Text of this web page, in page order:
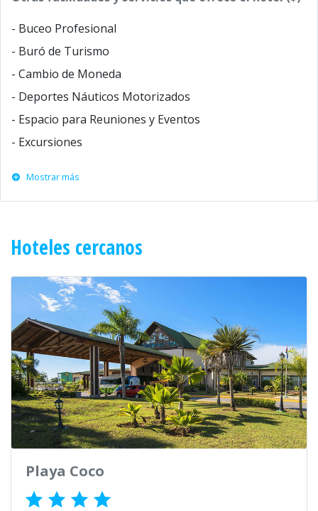
- Buceo Profesional
- Buró de Turismo
- Cambio de Moneda
- Deportes Náuticos Motorizados
- Espacio para Reuniones y Eventos
- Excursiones
Mostrar más
Hoteles cercanos
Playa Coco